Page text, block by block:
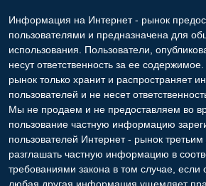
Информация на Интернет - рынок
пользователями и предназначена для
использования. Пользователи,
несут ответственность за ее
рынок только хранит и распространяет
пользователей и не несет
Мы не продаем и не предоставляем во
пользование частную информацию
пользователей Интернет - рынок
разглашать частную информацию в
требованиями закона в том случае, если
любая другая информация ущемляет